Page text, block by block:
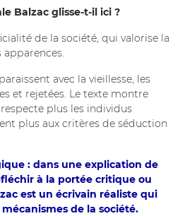
Balzac glisse-t-il ici ?
de la société, qui valorise la
apparences.
avec la vieillesse, les
et rejetées. Le texte montre
plus les individus
plus aux critères de séduction
: dans une explication de
à la portée critique ou
est un écrivain réaliste qui
de la société.